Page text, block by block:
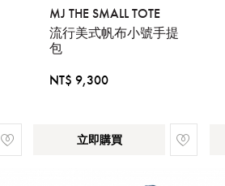
MJ THE SMALL TOTE
流行美式帆布小號手提
包
NT$ 9,300
立即購買